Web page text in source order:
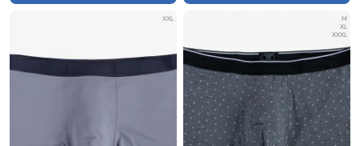
XXL
M
XL
XXXL